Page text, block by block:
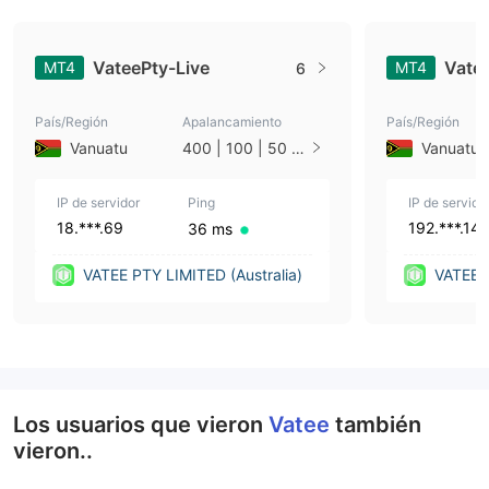
MT4 VateePty-Live 6
País/Región
Vanuatu
Apalancamiento
400 | 100 | 50 |
IP de servidor
18.***.69
Ping
36 ms
VATEE PTY LIMITED (Australia)
MT4
País/Región
Vanuatu
IP de
192.***.146
VATEE
Los usuarios que vieron Vatee también
vieron..